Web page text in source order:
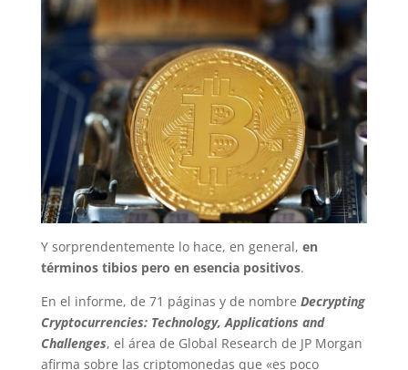
Y sorprendentemente lo hace, en general, en
términos tibios pero en esencia positivos.
En el informe, de 71 páginas y de nombre Decrypting
Cryptocurrencies: Technology, Applications and
Challenges, el área de Global Research de JP Morgan
afirma sobre las criptomonedas que «es poco